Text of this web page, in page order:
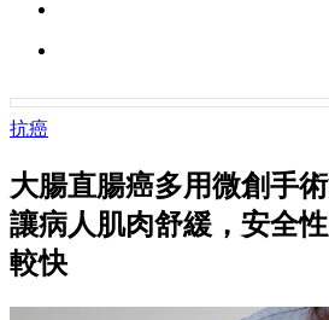
抗癌
大腸直腸癌多用微創手
讓病人肌肉舒緩，安全
較快